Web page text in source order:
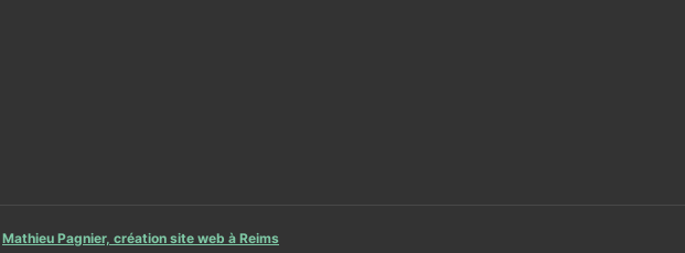
Mathieu Pagnier, création site web à Reims